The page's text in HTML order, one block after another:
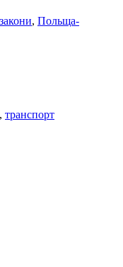
закони, Польща-
, транспорт